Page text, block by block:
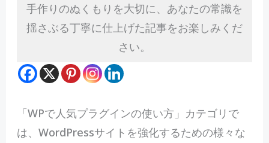
手作りのぬくもりを大切に、あなたの常識を
揺さぶる丁寧に仕上げた記事をお楽しみくだ
さい。
「WPで人気プラグインの使い方」カテゴリで
は、WordPressサイトを強化するための様々な